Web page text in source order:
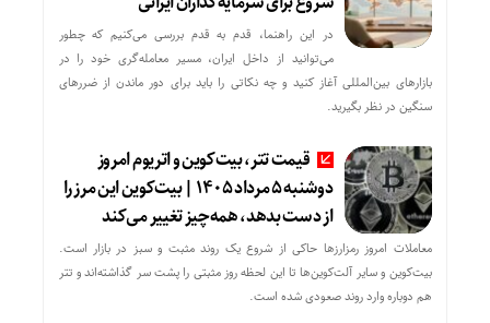
در این راهنما، قدم به قدم بررسی می‌کنیم که چطور
می‌توانید از داخل ایران، مسیر معامله‌گری خود را در
بازارهای بین‌المللی آغاز کنید و چه نکاتی را باید برای دور ماندن از ضررهای
سنگین در نظر بگیرید.
قیمت تتر، بیت‌کوین و اتریوم امروز
دوشنبه ۵ مرداد ۱۴۰۵ | بیت‌کوین این مرز را
از دست بدهد، همه‌چیز تغییر می‌کند
معاملات امروز رمزارز‌ها حاکی از شروع یک روند مثبت و سبز در بازار است.
بیت‌کوین و سایر آلت‌کوین‌ها تا این لحظه روز مثبتی را پشت سر گذاشته‌اند و تتر
هم دوباره وارد روند صعودی شده است.